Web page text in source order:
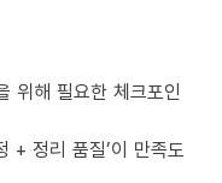
위해 필요한 체크포인
+ 정리 품질’이 만족도